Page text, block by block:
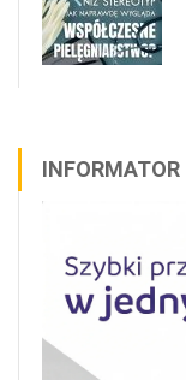
INFORMATOR